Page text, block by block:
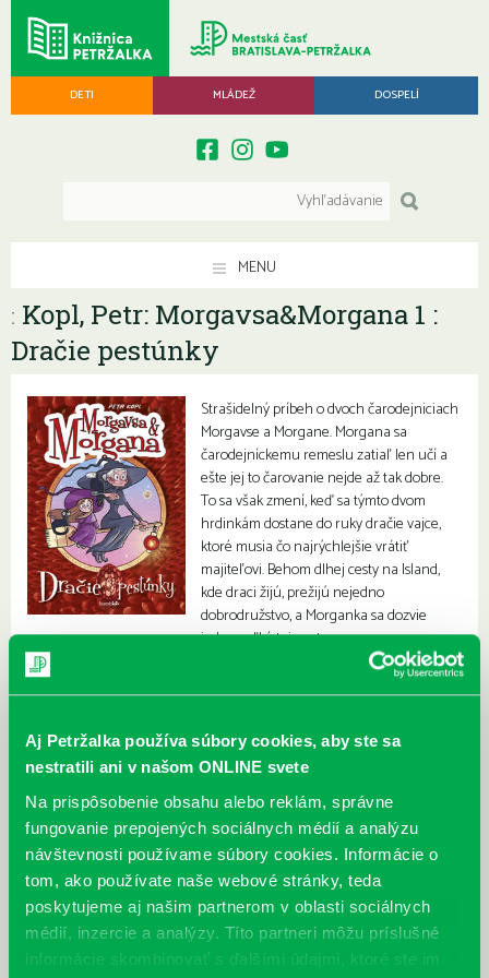
Aj Petržalka používa súbory cookies, aby ste sa
nestratili ani v našom ONLINE svete
Na prispôsobenie obsahu alebo reklám, správne
fungovanie prepojených sociálnych médií a analýzu
návštevnosti používame súbory cookies. Informácie o
tom, ako používate naše webové stránky, teda
poskytujeme aj našim partnerom v oblasti sociálnych
médií, inzercie a analýzy. Títo partneri môžu príslušné
informácie skombinovať s ďalšími údajmi, ktoré ste im
DETI MLÁDEŽ DOSPELÍ
MENU
: Kopl, Petr: Morgavsa&Morgana 1 :
Dračie pestúnky
Strašidelný príbeh o dvoch čarodejniciach
Morgavse a Morgane. Morgana sa
čarodejníckemu remeslu zatiaľ len učí a
ešte jej to čarovanie nejde až tak dobre.
To sa však zmení, keď sa týmto dvom
hrdinkám dostane do ruky dračie vajce,
ktoré musia čo najrýchlejšie vrátiť
majiteľovi. Behom dlhej cesty na Island,
kde draci žijú, prežijú nejedno
dobrodružstvo, a Morganka sa dozvie
jedno veľké tajomstvo.